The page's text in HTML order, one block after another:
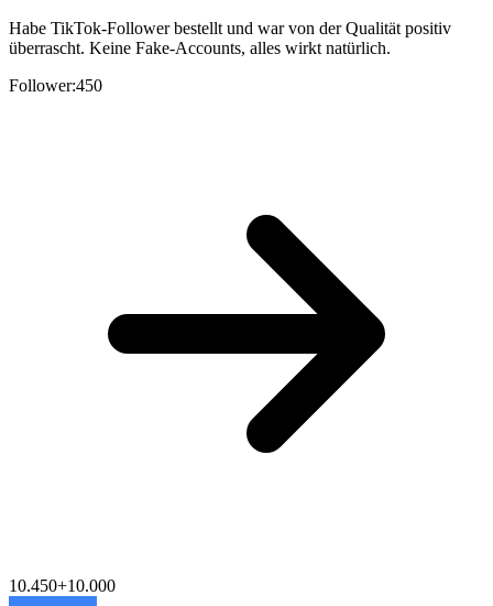
Habe TikTok-Follower bestellt und war von der Qualität positiv
überrascht. Keine Fake-Accounts, alles wirkt natürlich.
Follower:450
10.450+10.000